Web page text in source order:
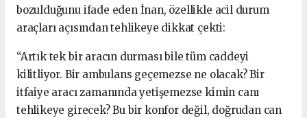
bozulduğunu ifade eden İnan, özellikle acil durum
araçları açısından tehlikeye dikkat çekti:
“Artık tek bir aracın durması bile tüm caddeyi
kilitliyor. Bir ambulans geçemezse ne olacak? Bir
itfaiye aracı zamanında yetişemezse kimin canı
tehlikeye girecek? Bu bir konfor değil, doğrudan can